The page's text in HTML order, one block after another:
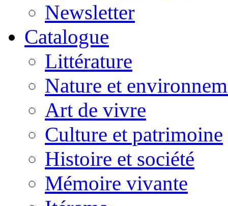
Newsletter
Catalogue
Littérature
Nature et
Art de vivre
Culture et patrimoine
Histoire et société
Mémoire vivante